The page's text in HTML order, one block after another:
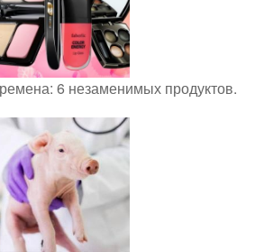
6 незаменимых продуктов.